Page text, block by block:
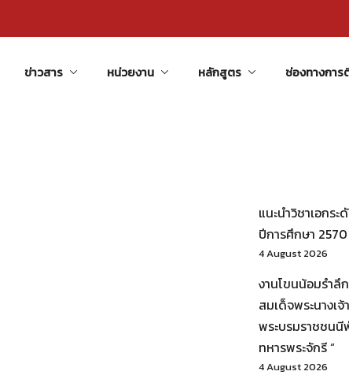
ข่าวสาร หน่วยงาน หลักสูตร ช่องทางกา
แนะนำวิชาเอกร
ปีการศึกษา 2570
4 August 2026
งานโขนน้อมรำ
สมเด็จพระนางเ
พระบรมราชชน
ทหารพระจักรี “
4 August 2026